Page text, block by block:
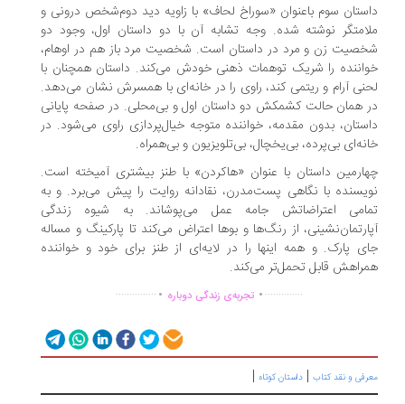
سوم باعنوان «سوراخ لحاف» با زاویه دید دوم‌شخص درونی و
نوشته ‌شده. وجه تشابه آن با دو داستان اول، وجود دو
زن و مرد در داستان است. شخصیت مرد باز هم در اوهام،
را شریک توهمات ذهنی خودش می‌کند. داستان همچنان با
آرام و ریتمی کند، راوی را در خانه‌ای با همسرش نشان می‌دهد.
همان حالت کشمکش دو داستان اول و بی‌محلی. در صفحه‌ پایانی
بدون مقدمه، خواننده متوجه خیال‌پردازی راوی می‌شود. در
بی‌پرده، بی‌یخچال، بی‌تلویزیون و بی‌همراه.
داستان با عنوان «هاکردن» با طنز بیشتری آمیخته ‌است.
با نگاهی پست‌مدرن، نقادانه روایت را پیش می‌برد. و به
اعتراضاتش جامه‌ عمل می‌پوشاند. به شیوه‌ زندگی
از رنگ‌ها و بوها اعتراض می‌کند تا پارکینگ و مساله‌
پارک. و همه‌ اینها را در لایه‌ای از طنز برای خود و خواننده‌
قابل تحمل‌تر می‌کند.
............... .تجربه‌ی زندگی دوباره ...............
و نقد کتاب|داستان کوتاه|